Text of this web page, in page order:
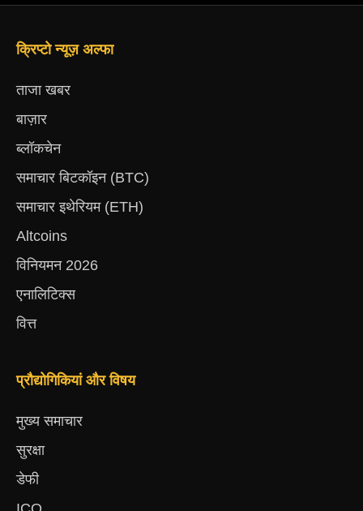
क्रिप्टो न्यूज़ अल्फा
ताजा खबर
बाज़ार
ब्लॉकचेन
समाचार बिटकॉइन (BTC)
समाचार इथेरियम (ETH)
Altcoins
विनियमन 2026
एनालिटिक्स
वित्त
प्रौद्योगिकियां और विषय
मुख्य समाचार
सुरक्षा
डेफी